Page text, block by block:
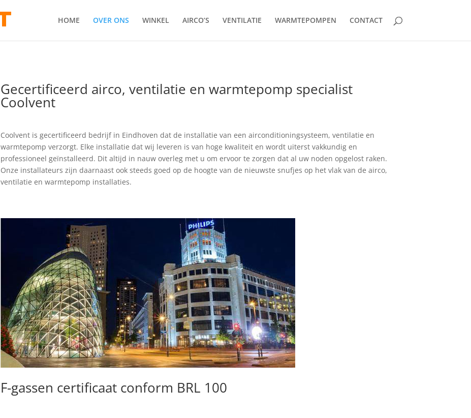
HOME OVER ONS WINKEL AIRCO’S VENTILATIE WARMTEPOMPEN CONTACT
Gecertificeerd airco, ventilatie en warmtepomp specialist
Coolvent
Coolvent is gecertificeerd bedrijf in Eindhoven dat de installatie van een airconditioningsysteem, ventilatie en
warmtepomp verzorgt. Elke installatie dat wij leveren is van hoge kwaliteit en wordt uiterst vakkundig en
professioneel geïnstalleerd. Dit altijd in nauw overleg met u om ervoor te zorgen dat al uw noden opgelost raken.
Onze installateurs zijn daarnaast ook steeds goed op de hoogte van de nieuwste snufjes op het vlak van de airco,
ventilatie en warmtepomp installaties.
F-gassen certificaat conform BRL 100